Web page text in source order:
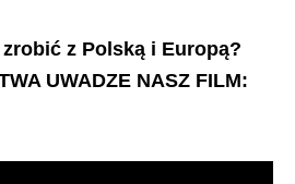
z Polską i Europą?
UWADZE NASZ FILM: